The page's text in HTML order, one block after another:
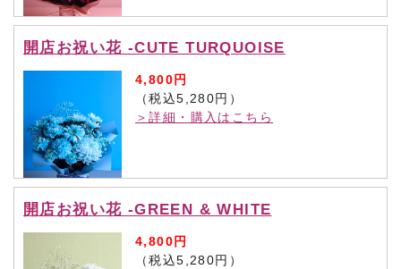
開店お祝い花 -CUTE TURQUOISE
4,800円
（税込5,280円）
＞詳細・購入はこちら
開店お祝い花 -GREEN & WHITE
4,800円
（税込5,280円）